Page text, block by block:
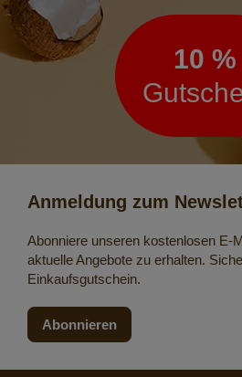
10 %
Anmeldung zum
Abonniere unseren kostenlosen E-
aktuelle Angebote zu erhalten.
Einkaufsgutschein.
Abonnieren